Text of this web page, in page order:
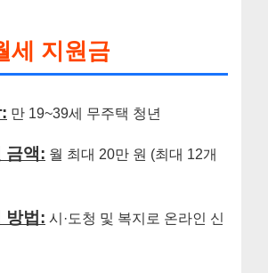
세 지원금
만 19~39세 무주택 청년
금액: 월 최대 20만 원 (최대 12개
방법: 시·도청 및 복지로 온라인 신